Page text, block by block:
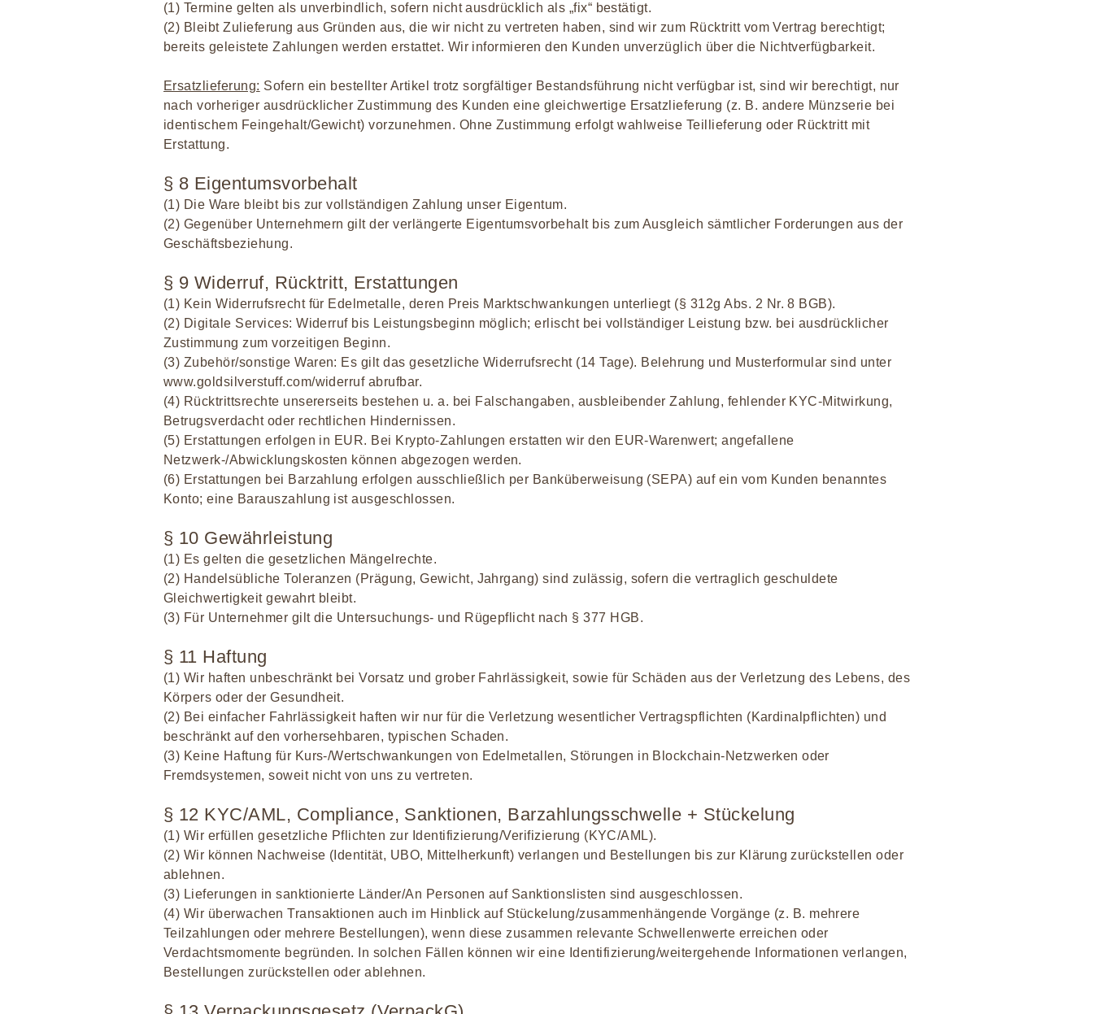
(1) Termine gelten als unverbindlich, sofern nicht ausdrücklich als „fix“ bestätigt.
(2) Bleibt Zulieferung aus Gründen aus, die wir nicht zu vertreten haben, sind wir zum Rücktritt vom Vertrag berechtigt;
bereits geleistete Zahlungen werden erstattet. Wir informieren den Kunden unverzüglich über die Nichtverfügbarkeit.
Ersatzlieferung: Sofern ein bestellter Artikel trotz sorgfältiger Bestandsführung nicht verfügbar ist, sind wir berechtigt, nur
nach vorheriger ausdrücklicher Zustimmung des Kunden eine gleichwertige Ersatzlieferung (z. B. andere Münzserie bei
identischem Feingehalt/Gewicht) vorzunehmen. Ohne Zustimmung erfolgt wahlweise Teillieferung oder Rücktritt mit
Erstattung.
§ 8 Eigentumsvorbehalt
(1) Die Ware bleibt bis zur vollständigen Zahlung unser Eigentum.
(2) Gegenüber Unternehmern gilt der verlängerte Eigentumsvorbehalt bis zum Ausgleich sämtlicher Forderungen aus der
Geschäftsbeziehung.
§ 9 Widerruf, Rücktritt, Erstattungen
(1) Kein Widerrufsrecht für Edelmetalle, deren Preis Marktschwankungen unterliegt (§ 312g Abs. 2 Nr. 8 BGB).
(2) Digitale Services: Widerruf bis Leistungsbeginn möglich; erlischt bei vollständiger Leistung bzw. bei ausdrücklicher
Zustimmung zum vorzeitigen Beginn.
(3) Zubehör/sonstige Waren: Es gilt das gesetzliche Widerrufsrecht (14 Tage). Belehrung und Musterformular sind unter
www.goldsilverstuff.com/widerruf abrufbar.
(4) Rücktrittsrechte unsererseits bestehen u. a. bei Falschangaben, ausbleibender Zahlung, fehlender KYC-Mitwirkung,
Betrugsverdacht oder rechtlichen Hindernissen.
(5) Erstattungen erfolgen in EUR. Bei Krypto-Zahlungen erstatten wir den EUR-Warenwert; angefallene
Netzwerk-/Abwicklungskosten können abgezogen werden.
(6) Erstattungen bei Barzahlung erfolgen ausschließlich per Banküberweisung (SEPA) auf ein vom Kunden benanntes
Konto; eine Barauszahlung ist ausgeschlossen.
§ 10 Gewährleistung
(1) Es gelten die gesetzlichen Mängelrechte.
(2) Handelsübliche Toleranzen (Prägung, Gewicht, Jahrgang) sind zulässig, sofern die vertraglich geschuldete
Gleichwertigkeit gewahrt bleibt.
(3) Für Unternehmer gilt die Untersuchungs- und Rügepflicht nach § 377 HGB.
§ 11 Haftung
(1) Wir haften unbeschränkt bei Vorsatz und grober Fahrlässigkeit, sowie für Schäden aus der Verletzung des Lebens, des
Körpers oder der Gesundheit.
(2) Bei einfacher Fahrlässigkeit haften wir nur für die Verletzung wesentlicher Vertragspflichten (Kardinalpflichten) und
beschränkt auf den vorhersehbaren, typischen Schaden.
(3) Keine Haftung für Kurs-/Wertschwankungen von Edelmetallen, Störungen in Blockchain-Netzwerken oder
Fremdsystemen, soweit nicht von uns zu vertreten.
§ 12 KYC/AML, Compliance, Sanktionen, Barzahlungsschwelle + Stückelung
(1) Wir erfüllen gesetzliche Pflichten zur Identifizierung/Verifizierung (KYC/AML).
(2) Wir können Nachweise (Identität, UBO, Mittelherkunft) verlangen und Bestellungen bis zur Klärung zurückstellen oder
ablehnen.
(3) Lieferungen in sanktionierte Länder/An Personen auf Sanktionslisten sind ausgeschlossen.
(4) Wir überwachen Transaktionen auch im Hinblick auf Stückelung/zusammenhängende Vorgänge (z. B. mehrere
Teilzahlungen oder mehrere Bestellungen), wenn diese zusammen relevante Schwellenwerte erreichen oder
Verdachtsmomente begründen. In solchen Fällen können wir eine Identifizierung/weitergehende Informationen verlangen,
Bestellungen zurückstellen oder ablehnen.